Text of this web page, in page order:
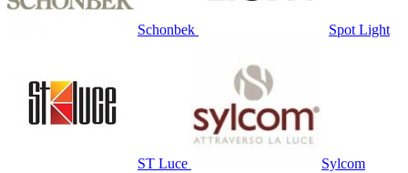
Schonbek Spot Light
ST Luce Sylcom